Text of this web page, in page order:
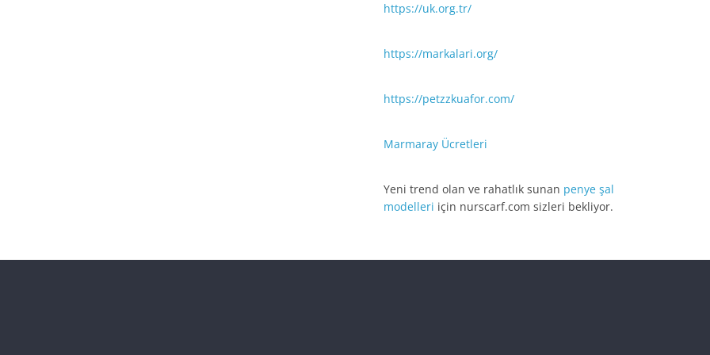
https://uk.org.tr/
https://markalari.org/
https://petzzkuafor.com/
Marmaray Ücretleri
Yeni trend olan ve rahatlık sunan penye şal
modelleri için nurscarf.com sizleri bekliyor.